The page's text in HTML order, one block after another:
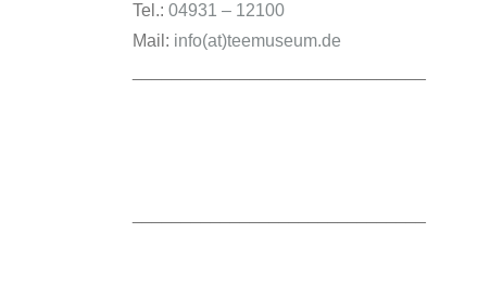
Tel.: 04931 – 12100
Mail: info(at)teemuseum.de